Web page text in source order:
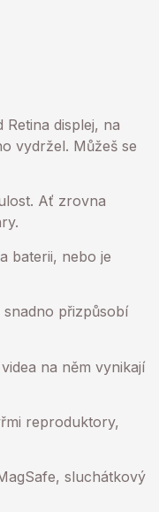
displej, na
vydržel. Můžeš se
Ať zrovna
baterii, nebo je
přizpůsobí
na něm vynikají
reproduktory,
sluchátkový